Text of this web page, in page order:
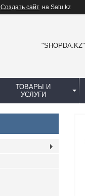
Создать сайт на Satu.kz
"SHOPDA.KZ"
ТОВАРЫ И
УСЛУГИ